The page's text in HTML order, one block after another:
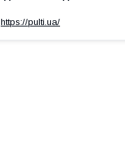
https://pulti.ua/